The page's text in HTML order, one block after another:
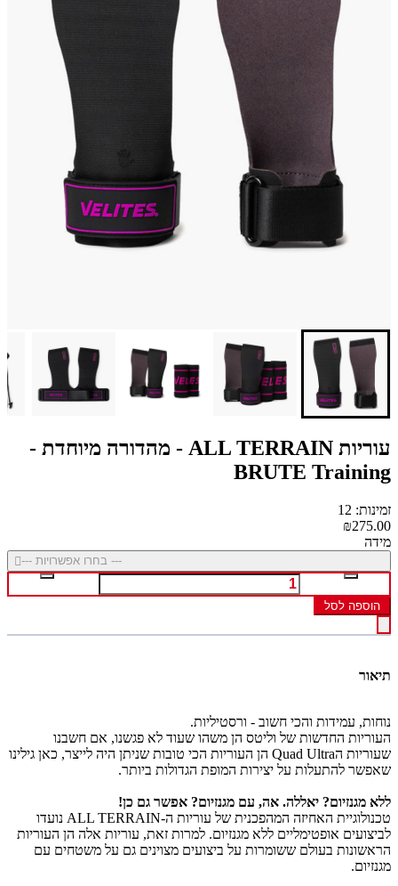
עוריות ALL TERRAIN - מהדורה מיוחדת -
BRUTE Training
זמינות: 12
₪275.00
מידה
--- בחרו אפשרויות ---
הוספה לסל
תיאור
נוחות, עמידות והכי חשוב - ורסטיליות.
העוריות החדשות של וליטס הן משהו שעוד לא פגשנו, אם חשבנו
שעוריות הQuad Ultra הן העוריות הכי טובות שניתן היה לייצר, כאן גילינו
שאפשר להתעלות על יצירות המופת הגדולות ביותר.
ללא מגנזיום? יאללה. אה, עם מגנזיום? אפשר גם כן!
טכנולוגיית האחיזה המהפכנית של עוריות ה-ALL TERRAIN נועדו
לביצועים אופטימליים ללא מגנזיום. למרות זאת, עוריות אלה הן העוריות
הראשונות בעולם ששומרות על ביצועים מצוינים גם על משטחים עם
מגנזיום.